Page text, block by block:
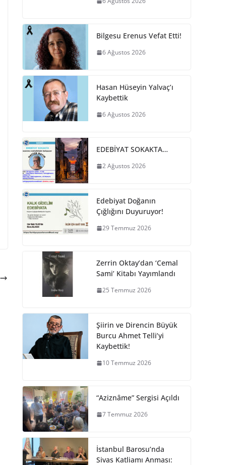
Bilgesu Erenus Vefat Etti!
6 Ağustos 2026
Hasan Hüseyin Yalvaç’ı
Kaybettik
6 Ağustos 2026
EDEBİYAT SOKAKTA…
2 Ağustos 2026
Edebiyat Doğanın
Çığlığını Duyuruyor!
29 Temmuz 2026
Zerrin Oktay’dan ‘Cemal
Sami’ Kitabı Yayımlandı
25 Temmuz 2026
Şiirin ve Direncin Büyük
Burcu Ahmet Telli’yi
Kaybettik!
10 Temmuz 2026
“Aziznâme” Sergisi Açıldı
7 Temmuz 2026
İstanbul Barosu’nda
Sivas Katliamı Anması: